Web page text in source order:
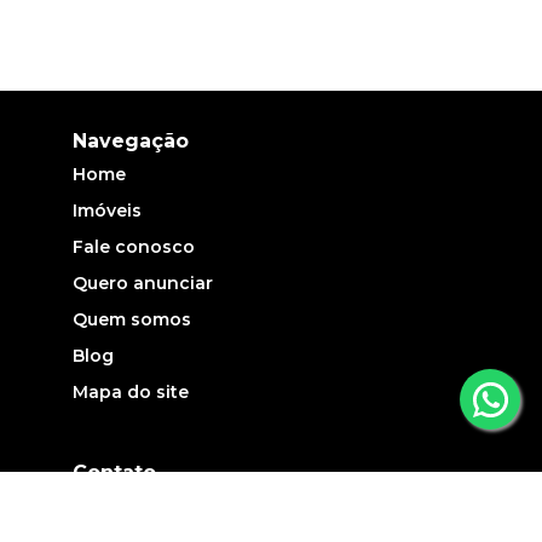
Navegação
Home
Imóveis
Fale conosco
Quero anunciar
Quem somos
Blog
Mapa do site
Contato